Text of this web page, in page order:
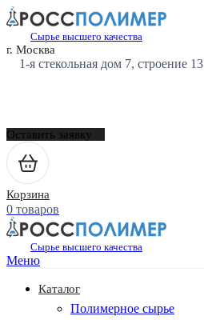
Сырье высшего качества
г. Москва
1-я стекольная дом 7, строение 13
Оставить заявку
Корзина
0 товаров
Сырье высшего качества
Меню
Каталог
Полимерное сырье